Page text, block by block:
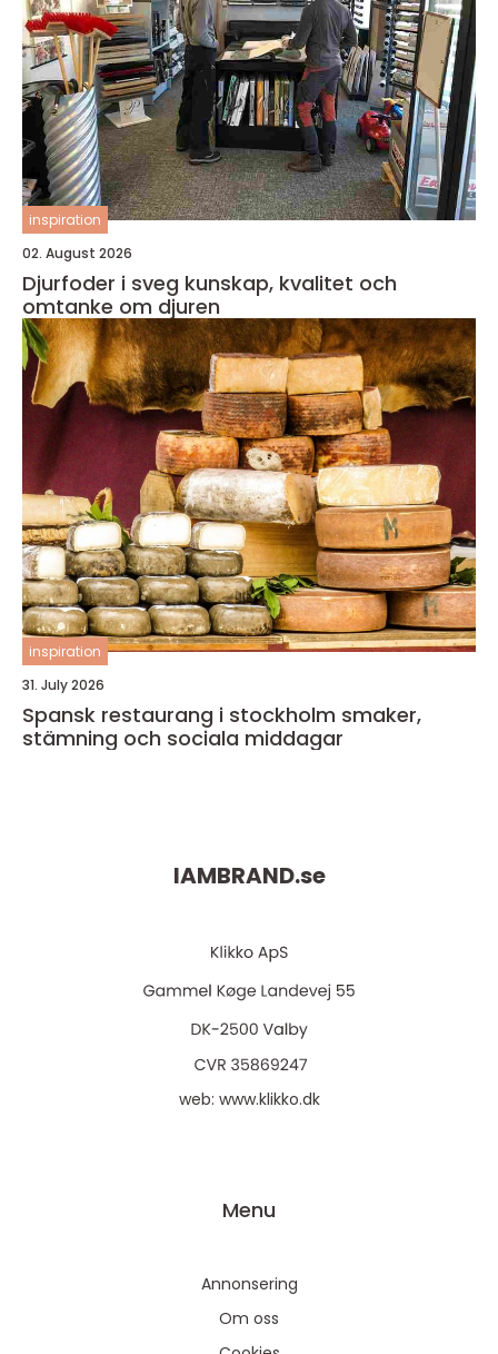
inspiration
02. August 2026
Djurfoder i sveg kunskap, kvalitet och
omtanke om djuren
inspiration
31. July 2026
Spansk restaurang i stockholm smaker,
stämning och sociala middagar
IAMBRAND.se
web: www.klikko.dk
Menu
Annonsering
Om oss